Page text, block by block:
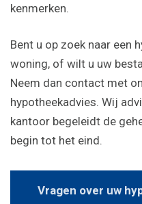
kenmerken.
Bent u op zoek naar een
woning, of wilt u uw
Neem dan contact met
hypotheekadvies. Wij
kantoor begeleidt de
begin tot het eind.
Vragen over uw